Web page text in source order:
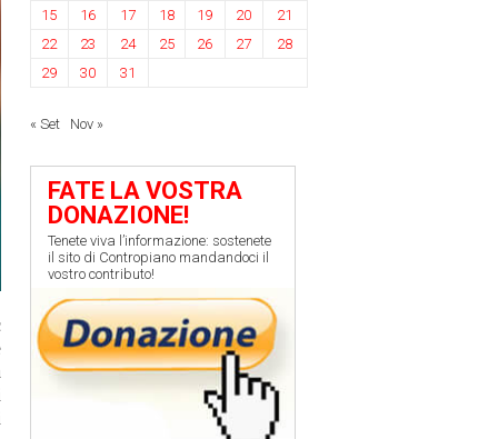
15
16 17 18 19 20
21
22
23 24 25 26 27
28
29
30 31
« Set Nov »
FATE LA VOSTRA
DONAZIONE!
Tenete viva l’informazione: sostenete
il sito di Contropiano mandandoci il
vostro contributo!